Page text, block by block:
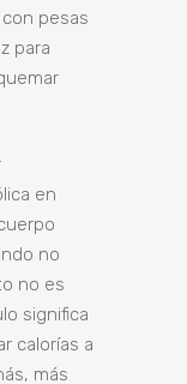
pesas
para
en
no
no es
significa
calorías a
más